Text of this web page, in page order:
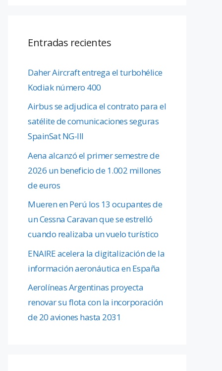
Entradas recientes
Daher Aircraft entrega el turbohélice
Kodiak número 400
Airbus se adjudica el contrato para el
satélite de comunicaciones seguras
SpainSat NG-III
Aena alcanzó el primer semestre de
2026 un beneficio de 1.002 millones
de euros
Mueren en Perú los 13 ocupantes de
un Cessna Caravan que se estrelló
cuando realizaba un vuelo turístico
ENAIRE acelera la digitalización de la
información aeronáutica en España
Aerolíneas Argentinas proyecta
renovar su flota con la incorporación
de 20 aviones hasta 2031